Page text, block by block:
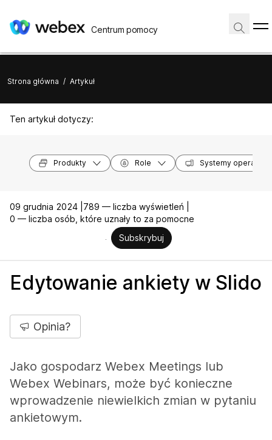
Centrum pomocy
Strona główna / Artykuł
Ten artykuł dotyczy:
Produkty Role Systemy
09 grudnia 2024 | 789 — liczba wyświetleń |
0 — liczba osób, które uznały to za pomocne
Subskrybuj
Edytowanie ankiety w Slido
Opinia?
Jako gospodarz Webex Meetings lub
Webex Webinars, może być konieczne
wprowadzenie niewielkich zmian w pytaniu
ankietowym.